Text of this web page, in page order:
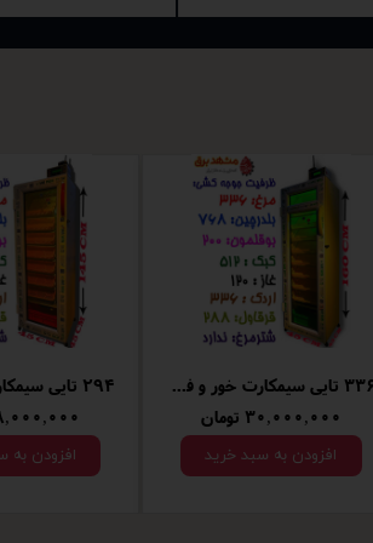
۴۵,۰۰۰,۰۰۰
افزودن به
1008تایی سیمکارت خور و فوق هوشمند
۶۸,۰۰۰,۰۰۰ تومان
افزودن به سبد خرید